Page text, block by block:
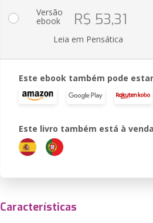
Versão
ebook R$ 53,31
Leia em Pensática
Este ebook também pode
Este livro também está à
Características